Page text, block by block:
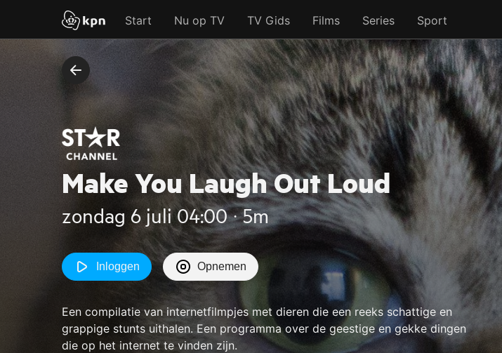
Start Nu op TV TV Gids Films Series Sport
Make You Laugh Out Loud
zondag 6 juli 04:00 ‧ 5m
Inloggen Opnemen
Een compilatie van internetfilmpjes met dieren die een reeks schattige en
grappige stunts uithalen. Een programma over de geestige en gekke dingen
die op het internet te vinden zijn.